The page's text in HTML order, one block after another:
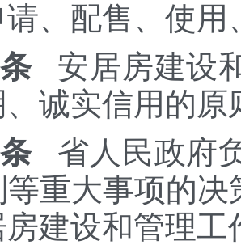
、配售、使
安居房建设
诚实信用的原
省人民政府
重大事项的
房建设和管理